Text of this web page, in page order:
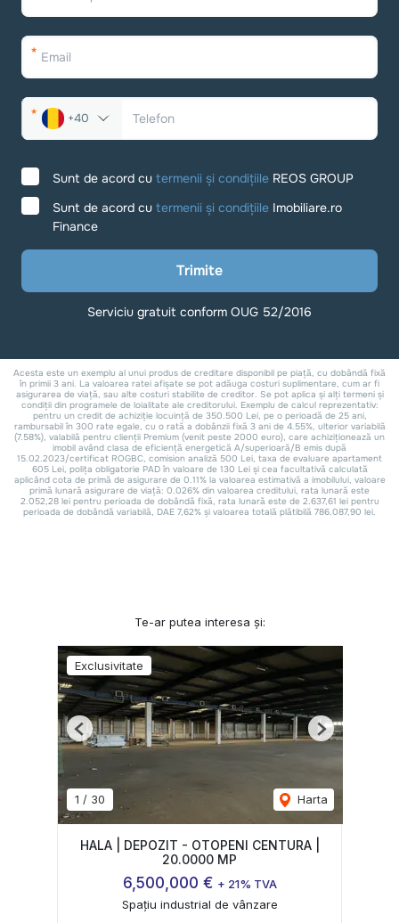
Te-ar putea interesa și:
Exclusivitate
1 / 30 Harta
Previous Next
HALA | DEPOZIT - OTOPENI CENTURA |
20.0000 MP
6,500,000 € + 21% TVA
Spațiu industrial de vânzare